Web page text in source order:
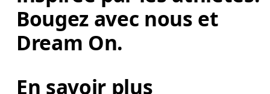
Bougez avec nous et
Dream On.
En savoir plus